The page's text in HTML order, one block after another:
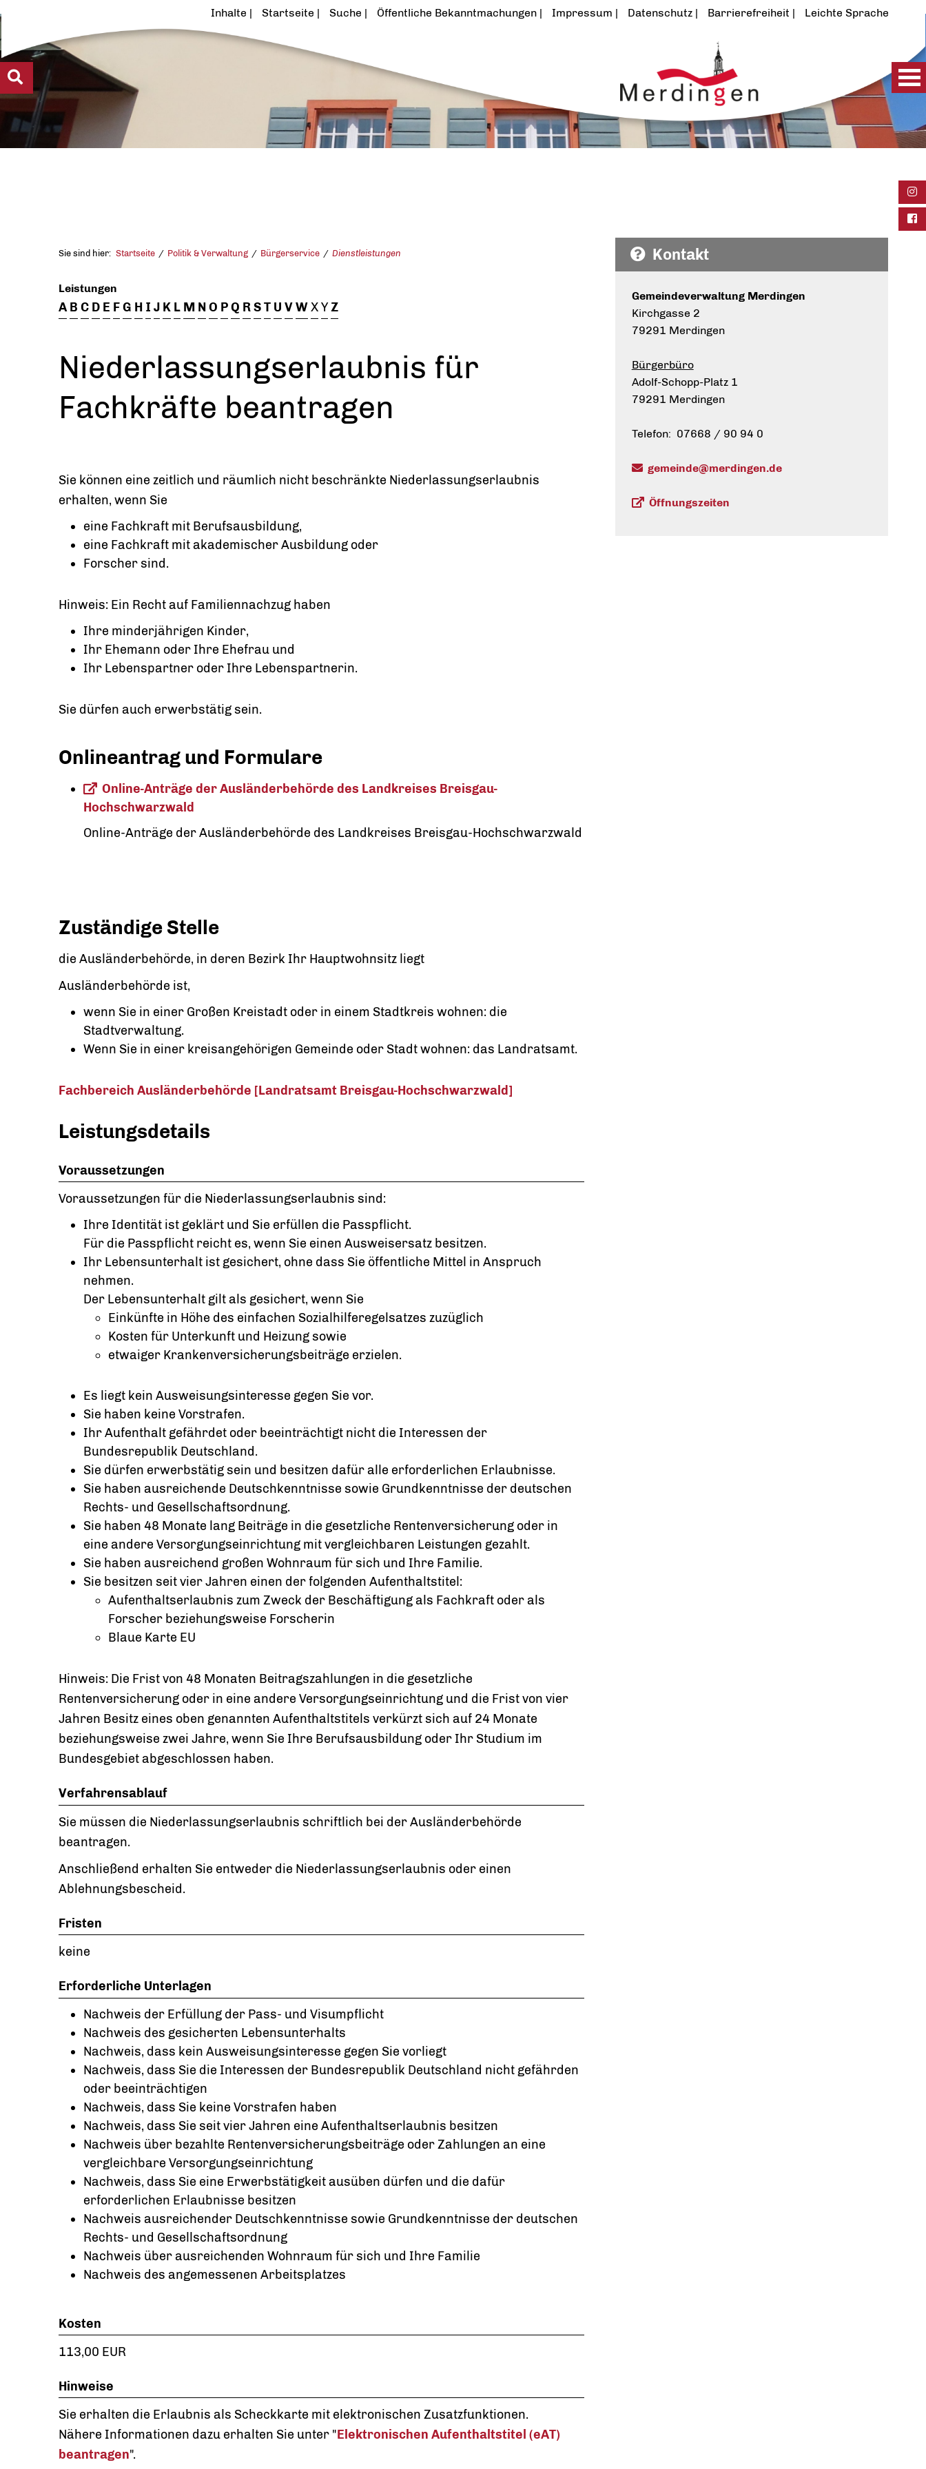
Inhalte Startseite Suche Öffentliche Bekanntmachungen Impressum Datenschutz Barrierefreiheit Leichte Sprache
Sie sind hier: Startseite Politik & Verwaltung Bürgerservice Dienstleistungen
Leistungen
A B C D E FG H I J K L M NO PQ RST U VWXYZ
Niederlassungserlaubnis für
Fachkräfte beantragen
Sie können eine zeitlich und räumlich nicht beschränkte Niederlassungserlaubnis
erhalten, wenn Sie
eine Fachkraft mit Berufsausbildung,
eine Fachkraft mit akademischer Ausbildung oder
Forscher sind.
Hinweis: Ein Recht auf Familiennachzug haben
Ihre minderjährigen Kinder,
Ihr Ehemann oder Ihre Ehefrau und
Ihr Lebenspartner oder Ihre Lebenspartnerin.
Sie dürfen auch erwerbstätig sein.
Onlineantrag und Formulare
Online-Anträge der Ausländerbehörde des Landkreises Breisgau-
Hochschwarzwald
Online-Anträge der Ausländerbehörde des Landkreises Breisgau-Hochschwarzwald
Zuständige Stelle
die Ausländerbehörde, in deren Bezirk Ihr Hauptwohnsitz liegt
Ausländerbehörde ist,
wenn Sie in einer Großen Kreistadt oder in einem Stadtkreis wohnen: die
Stadtverwaltung.
Wenn Sie in einer kreisangehörigen Gemeinde oder Stadt wohnen: das Landratsamt.
Fachbereich Ausländerbehörde [Landratsamt Breisgau-Hochschwarzwald]
Leistungsdetails
Voraussetzungen
Voraussetzungen für die Niederlassungserlaubnis sind:
Ihre Identität ist geklärt und Sie erfüllen die Passpflicht.
Für die Passpflicht reicht es, wenn Sie einen Ausweisersatz besitzen.
Ihr Lebensunterhalt ist gesichert, ohne dass Sie öffentliche Mittel in Anspruch
nehmen.
Der Lebensunterhalt gilt als gesichert, wenn Sie
Einkünfte in Höhe des einfachen Sozialhilferegelsatzes zuzüglich
Kosten für Unterkunft und Heizung sowie
etwaiger Krankenversicherungsbeiträge erzielen.
Es liegt kein Ausweisungsinteresse gegen Sie vor.
Sie haben keine Vorstrafen.
Ihr Aufenthalt gefährdet oder beeinträchtigt nicht die Interessen der
Bundesrepublik Deutschland.
Sie dürfen erwerbstätig sein und besitzen dafür alle erforderlichen Erlaubnisse.
Sie haben ausreichende Deutschkenntnisse sowie Grundkenntnisse der deutschen
Rechts- und Gesellschaftsordnung.
Sie haben 48 Monate lang Beiträge in die gesetzliche Rentenversicherung oder in
eine andere Versorgungseinrichtung mit vergleichbaren Leistungen gezahlt.
Sie haben ausreichend großen Wohnraum für sich und Ihre Familie.
Sie besitzen seit vier Jahren einen der folgenden Aufenthaltstitel:
Aufenthaltserlaubnis zum Zweck der Beschäftigung als Fachkraft oder als
Forscher beziehungsweise Forscherin
Blaue Karte EU
Hinweis: Die Frist von 48 Monaten Beitragszahlungen in die gesetzliche
Rentenversicherung oder in eine andere Versorgungseinrichtung und die Frist von vier
Jahren Besitz eines oben genannten Aufenthaltstitels verkürzt sich auf 24 Monate
beziehungsweise zwei Jahre, wenn Sie Ihre Berufsausbildung oder Ihr Studium im
Bundesgebiet abgeschlossen haben.
Verfahrensablauf
Sie müssen die Niederlassungserlaubnis schriftlich bei der Ausländerbehörde
beantragen.
Anschließend erhalten Sie entweder die Niederlassungserlaubnis oder einen
Ablehnungsbescheid.
Fristen
keine
Erforderliche Unterlagen
Nachweis der Erfüllung der Pass- und Visumpflicht
Nachweis des gesicherten Lebensunterhalts
Nachweis, dass kein Ausweisungsinteresse gegen Sie vorliegt
Nachweis, dass Sie die Interessen der Bundesrepublik Deutschland nicht gefährden
oder beeinträchtigen
Nachweis, dass Sie keine Vorstrafen haben
Nachweis, dass Sie seit vier Jahren eine Aufenthaltserlaubnis besitzen
Nachweis über bezahlte Rentenversicherungsbeiträge oder Zahlungen an eine
vergleichbare Versorgungseinrichtung
Nachweis, dass Sie eine Erwerbstätigkeit ausüben dürfen und die dafür
erforderlichen Erlaubnisse besitzen
Nachweis ausreichender Deutschkenntnisse sowie Grundkenntnisse der deutschen
Rechts- und Gesellschaftsordnung
Nachweis über ausreichenden Wohnraum für sich und Ihre Familie
Nachweis des angemessenen Arbeitsplatzes
Kosten
113,00 EUR
Hinweise
Sie erhalten die Erlaubnis als Scheckkarte mit elektronischen Zusatzfunktionen.
Nähere Informationen dazu erhalten Sie unter "Elektronischen Aufenthaltstitel (eAT)
beantragen".
Kontakt
Gemeindeverwaltung Merdingen
Kirchgasse 2
79291 Merdingen
Bürgerbüro
Adolf-Schopp-Platz 1
79291 Merdingen
Telefon: 07668 / 90 94 0
gemeinde@merdingen.de
Öffnungszeiten